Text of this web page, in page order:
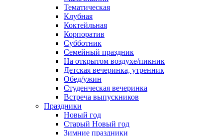
Тематическая
Клубная
Коктейльная
Корпоратив
Субботник
Семейный праздник
На открытом воздухе/пикник
Детская вечеринка, утренник
Обед/ужин
Студенческая вечеринка
Встреча выпускников
Праздники
Новый год
Старый Новый год
Зимние праздники